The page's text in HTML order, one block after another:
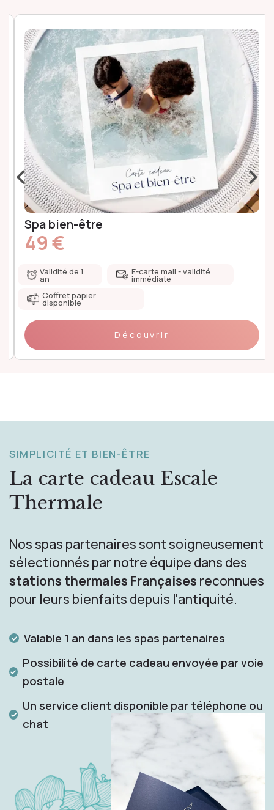
Spa bien-être
49 €
Validité de 1
an
E-carte mail - validité
immédiate
Coffret papier
disponible
Découvrir
‹ ›
SIMPLICITÉ ET BIEN-ÊTRE
La carte cadeau Escale
Thermale
Nos spas partenaires sont soigneusement
sélectionnés par notre équipe dans des
stations thermales Françaises reconnues
pour leurs bienfaits depuis l'antiquité.
Valable 1 an dans les spas partenaires
Possibilité de carte cadeau envoyée par voie
postale
Un service client disponible par téléphone ou
chat